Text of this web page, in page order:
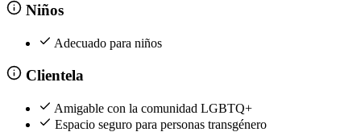
Niños
Adecuado para niños
Clientela
Amigable con la comunidad LGBTQ+
Espacio seguro para personas transgénero